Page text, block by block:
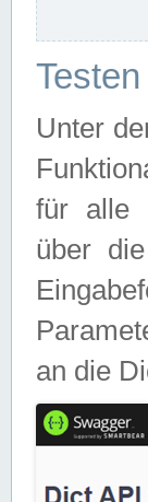
Unter
für alle
über
an die